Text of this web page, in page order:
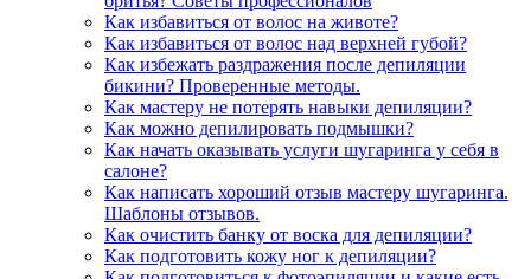
Как избавиться от волос на животе?
Как избавиться от волос над верхней губой?
Как избежать раздражения после депиляции
бикини? Проверенные методы.
Как мастеру не потерять навыки депиляции?
Как можно депилировать подмышки?
Как начать оказывать услуги шугаринга у себя в
салоне?
Как написать хороший отзыв мастеру шугаринга.
Шаблоны отзывов.
Как очистить банку от воска для депиляции?
Как подготовить кожу ног к депиляции?